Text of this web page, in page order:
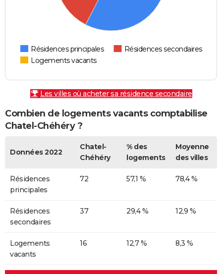
Résidences principales
Résidences secondaires
Logements vacants
Les villes où acheter sa résidence secondaire
Combien de logements vacants comptabilise
Chatel-Chéhéry ?
Données 2022
Chatel-
Chéhéry
% des
logements
Moyenne
des villes
Résidences
principales
72 57,1 % 78,4 %
Résidences
secondaires
37 29,4 % 12,9 %
Logements
vacants
16 12,7 % 8,3 %